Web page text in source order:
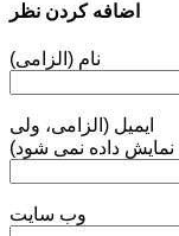
اضافه کردن نظر
نام (الزامی)
ایمیل (الزامی، ولی
نمایش داده نمی شود)
وب سایت